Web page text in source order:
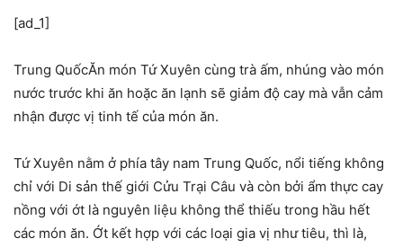
[ad_1]
Trung QuốcĂn món Tứ Xuyên cùng trà ấm, nhúng vào món
nước trước khi ăn hoặc ăn lạnh sẽ giảm độ cay mà vẫn cảm
nhận được vị tinh tế của món ăn.
Tứ Xuyên nằm ở phía tây nam Trung Quốc, nổi tiếng không
chỉ với Di sản thế giới Cửu Trại Câu và còn bởi ẩm thực cay
nồng với ớt là nguyên liệu không thể thiếu trong hầu hết
các món ăn. Ớt kết hợp với các loại gia vị như tiêu, thì là,